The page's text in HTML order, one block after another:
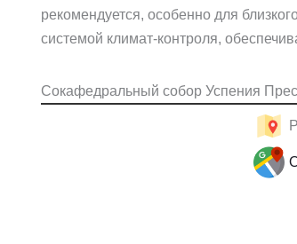
рекомендуется, особенно для
системой климат-контроля,
Сокафедральный собор Успения